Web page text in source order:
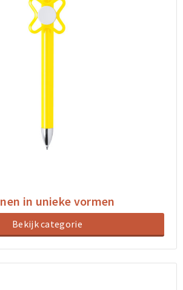
in unieke vormen
Bekijk categorie